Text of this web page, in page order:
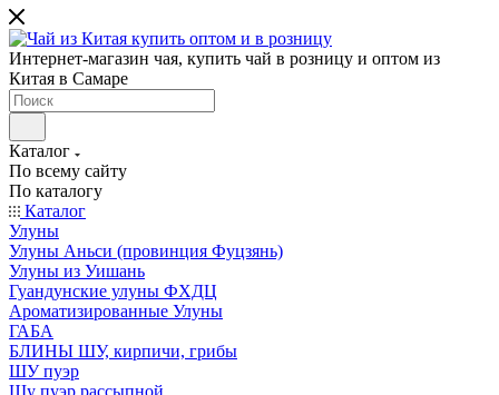
Интернет-магазин чая, купить чай в розницу и оптом из
Китая в Самаре
Каталог
По всему сайту
По каталогу
Каталог
Улуны
Улуны Аньси (провинция Фуцзянь)
Улуны из Уишань
Гуандунские улуны ФХДЦ
Ароматизированные Улуны
ГАБА
БЛИНЫ ШУ, кирпичи, грибы
ШУ пуэр
Шу пуэр рассыпной